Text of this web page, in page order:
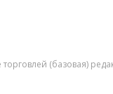
(базовая)